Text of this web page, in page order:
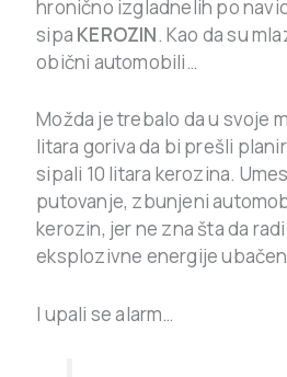
hronično izgladnelih po
sipa KEROZIN. Kao da su
obični automobili…
Možda je trebalo da u svoje
litara goriva da bi prešli
sipali 10 litara kerozina.
putovanje, zbunjeni
kerozin, jer ne zna šta da
eksplozivne energije
I upali se alarm…